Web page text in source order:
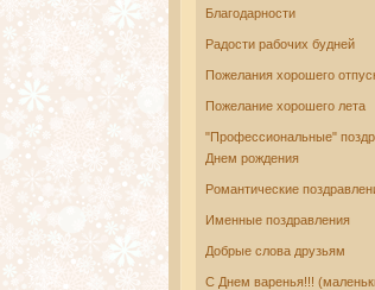
Благодарности
Радости рабочих будней
Пожелания хорошего
Пожелание хорошего лета
"Профессиональные"
Днем рождения
Романтические
Именные поздравления
Добрые слова друзьям
С Днем варенья!!!